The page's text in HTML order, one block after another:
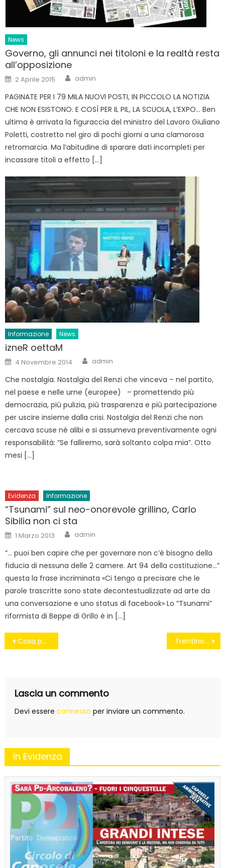
News
Governo, gli annunci nei titoloni e la realtà resta
all’opposizione
Posted
on
2 Aprile 2015 Author
admin
PAGINATE PER I 79 MILA NUOVI POSTI, IN PICCOLO LA NOTIZIA
CHE NON ESISTONO. E COSÌ PER IL PIL, LA SCUOLA, L’EXPO… Ben
ultima è arrivata la figuraccia del ministro del Lavoro Giuliano
Poletti, costretto nel giro di pochi giorni a una clamorosa
retromarcia. Ma l’abitudine di sparare dati incompleti per
incassare titoli a effetto […]
Informazione News
izneR oettaM
Posted
on
4 Novembre 2014 Author
admin
Che nostalgia. Nostalgia del Renzi che vinceva – nel partito,
nel paese e nelle urne (europee) – promettendo più
democrazia, più pulizia, più trasparenza e più partecipazione
per uscire insieme dalla crisi. Nostalgia del Renzi che non
cercava scuse né alibi e si assumeva preventivamente ogni
responsabilità: “Se falliremo, sarà soltanto colpa mia”. Otto
mesi […]
Evidenza Informazione
“Tsunami” sul neo-onorevole grillino, Carlo
Sibilia non ci sta
Posted
on
1 Marzo 2013 Author
admin
“… puoi ben capire che per governare non c’è bisogno della
fiducia di nessuna delle 2 camere. Art 94 della costituzione…”
questa la frase incriminata «Ci tengo a precisare che le
parole trascritte sono state decontestualizzate ad arte da
una conversazione e uno status di facebook» Lo “Tsunami”
riformista di Beppe di Grillo è in […]
Navigazione
Cosa penso dell’espulsione dei 4 senatori Trentino Alto Adige, una legge regalerà 90 milioni di euro ai consiglieri regionali
Lascia un commento
Devi essere connesso per inviare un commento.
In Evidenza